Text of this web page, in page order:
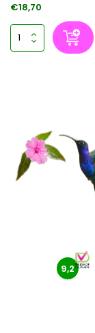
€18,70
9,2